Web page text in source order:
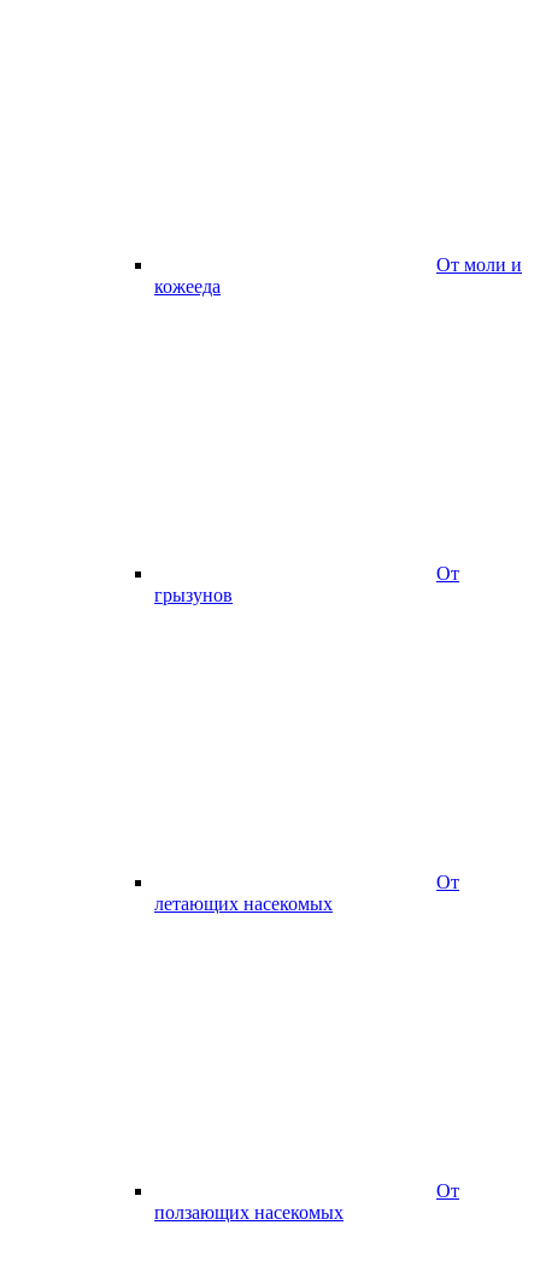
От моли и
кожееда
От
грызунов
От
летающих насекомых
От
ползающих насекомых